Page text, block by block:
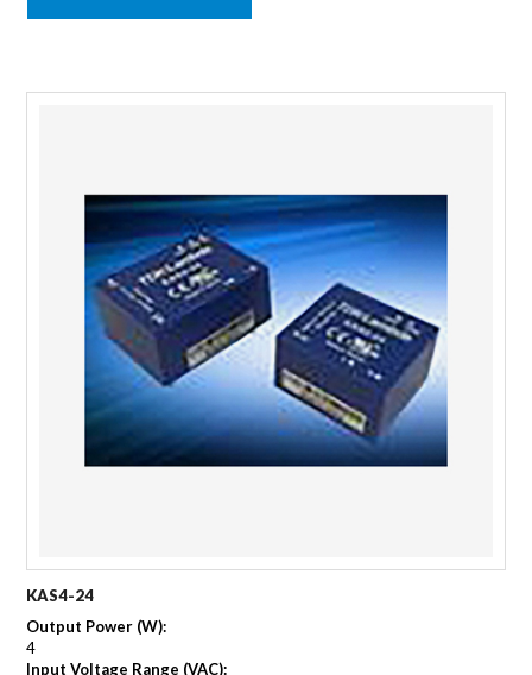
KAS4-24
Output Power (W):
4
Input Voltage Range (VAC):